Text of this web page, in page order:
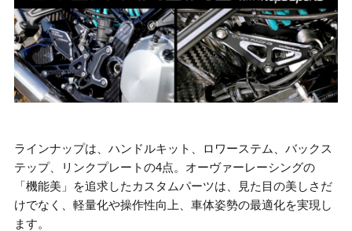
ラインナップは、ハンドルキット、ロワーステム、バックス
テップ、リンクプレートの4点。オーヴァーレーシングの
「機能美」を追求したカスタムパーツは、見た目の美しさだ
けでなく、軽量化や操作性向上、車体姿勢の最適化を実現し
ます。